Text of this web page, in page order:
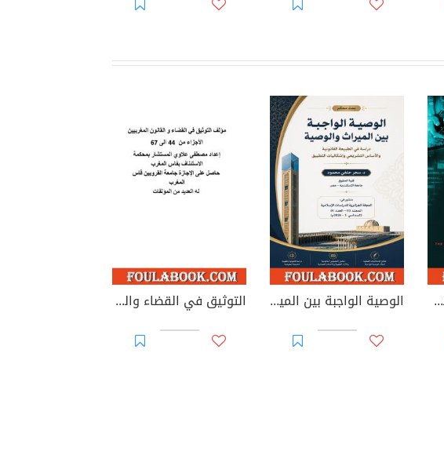
جريمة الابتزاز الإلكتروني في القانون الجزائري الوصية الواجبة بين الميراث والوصية: دراسة في الطبيعة القانونية والأساس التشريعي وإشكاليات التطبيق التوثيق في القضاء والقانون المغربيين - الأجزاء من 44 إلى 67